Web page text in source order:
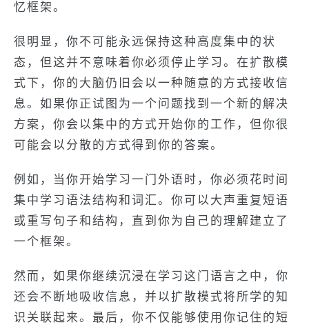
忆框架。
很明显，你不可能永远保持这种高度集中的状
态，但这并不意味着你必须停止学习。在扩散模
式下，你的大脑仍旧会以一种随意的方式接收信
息。如果你正试图为一个问题找到一个新的解决
方案，你会以集中的方式开始你的工作，但你很
可能会以分散的方式得到你的答案。
例如，当你开始学习一门外语时，你必须花时间
集中学习语法结构和词汇。你可以大声重复短语
或重写句子和结构，直到你为自己的理解建立了
一个框架。
然而，如果你继续沉浸在学习这门语言之中，你
还会不断地吸收信息，并以扩散模式将所学的知
识关联起来。最后，你不仅能够使用你记住的短